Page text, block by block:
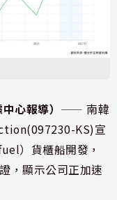
心報導） ⸺ 南韓
KS)宣
）貨櫃船開發，
，顯示公司正加速